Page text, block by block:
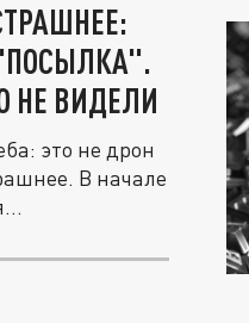
НЕ ВИДЕЛИ
это не дрон
В начале